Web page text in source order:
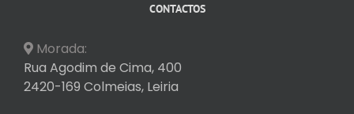
CONTACTOS
Morada:
Rua Agodim de Cima, 400
2420-169 Colmeias, Leiria